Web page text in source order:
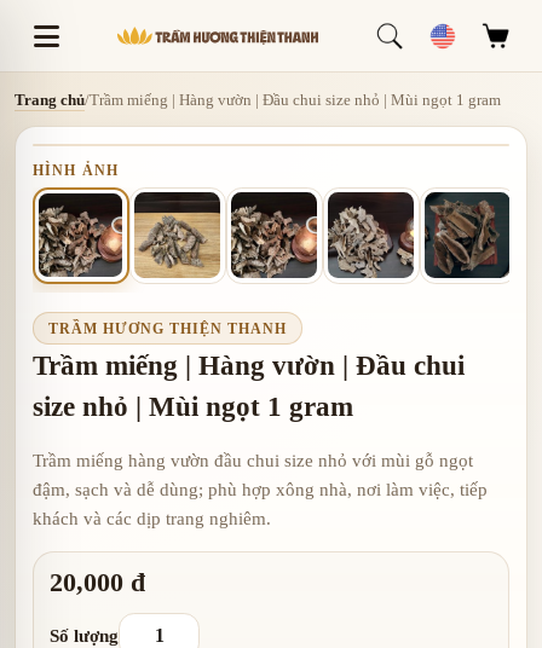
Trang chủ/Trầm miếng | Hàng vườn | Đầu chui size nhỏ | Mùi ngọt 1 gram
HÌNH ẢNH
TRẦM HƯƠNG THIỆN THANH
Trầm miếng | Hàng vườn | Đầu chui
size nhỏ | Mùi ngọt 1 gram
Trầm miếng hàng vườn đầu chui size nhỏ với mùi gỗ ngọt
đậm, sạch và dễ dùng; phù hợp xông nhà, nơi làm việc, tiếp
khách và các dịp trang nghiêm.
20,000 đ
Số lượng